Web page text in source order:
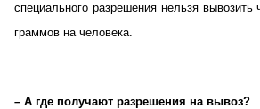
специального разрешения нельзя
граммов на человека.
– А где получают разрешения на вывоз?